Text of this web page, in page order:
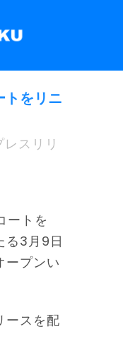
トをリニ
レスリリ
ートを
る3月9日
ープンい
ースを配